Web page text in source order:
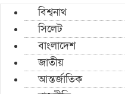
বিশ্বনাথ
সিলেট
বাংলাদেশ
জাতীয়
আন্তর্জাতিক